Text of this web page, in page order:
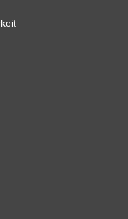
Sie bitte
einer